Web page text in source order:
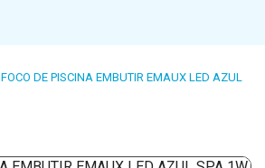
FOCO DE PISCINA EMBUTIR EMAUX LED AZUL